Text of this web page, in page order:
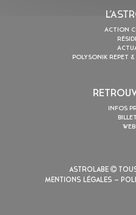
ACTION
POLYSONIK REPET
INFOS
ASTROLABE
MENTIONS LÉGALES –